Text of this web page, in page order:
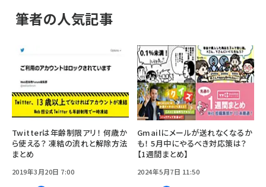
筆者の人気記事
Twitterは年齢制限アリ！ 何歳か
ら使える？ 凍結の流れと解除方法
まとめ
2019年3月20日 7:00
Gmailにメールが送れなくなるか
も！ 5月中にやるべき対応策は？
【1週間まとめ】
2024年5月7日 11:50